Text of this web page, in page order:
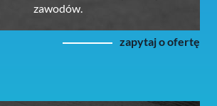
zawodów.
zapytaj o ofertę